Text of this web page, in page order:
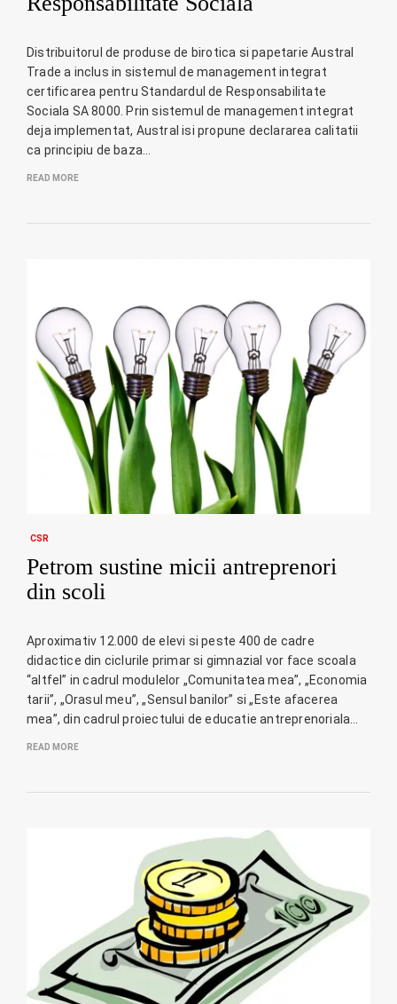
Distribuitorul de produse de birotica si papetarie Austral
Trade a inclus in sistemul de management integrat
certificarea pentru Standardul de Responsabilitate
Sociala SA 8000. Prin sistemul de management integrat
deja implementat, Austral isi propune declararea calitatii
ca principiu de baza…
READ MORE
CSR
Petrom sustine micii antreprenori
din scoli
Aproximativ 12.000 de elevi si peste 400 de cadre
didactice din ciclurile primar si gimnazial vor face scoala
“altfel” in cadrul modulelor „Comunitatea mea”, „Economia
tarii”, „Orasul meu”, „Sensul banilor” si „Este afacerea
mea”, din cadrul proiectului de educatie antreprenoriala…
READ MORE